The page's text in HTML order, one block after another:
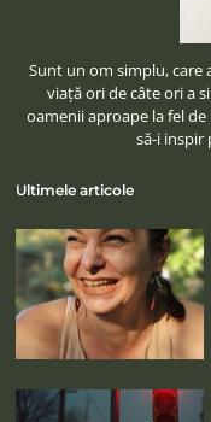
Sunt un om simplu, care
viaţă ori de câte ori a
oamenii aproape la fel de
să-i inspir
Ultimele articole